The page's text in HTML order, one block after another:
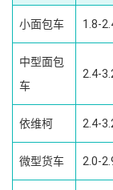
小面包车 1.8-
中型面包
车
2.4-
依维柯 2.4-
微型货车 2.0-